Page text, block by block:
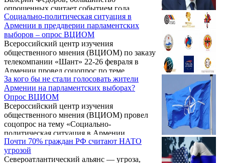
опрошенных считает событием года
изменение правительства и положительно
оценивает изменения в составе кабинета.
77% опрошенных положительно оценивают
деятельность премьер-министра Карена
Карапетяна.
Социально-политическая ситуация в
Армении в преддверии парламентских
выборов – опрос ВЦИОМ
Всероссийский центр изучения
общественного мнения (ВЦИОМ) по заказу
телекомпании «Шант» 22-26 февраля в
Армении провел соцопрос по теме
«Социально-политическая ситуация в
Армении в преддверии парламентских
выборов». В опросе приняли участие 1600
человек со всей территории Армении.
За кого бы не стали голосовать жители
Армении на парламентских выборах?
Опрос ВЦИОМ
Всероссийский центр изучения
общественного мнения (ВЦИОМ) провел
соцопрос на тему «Социально-
политическая ситуация в Армении
накануне парламентских выборов».
Представил результаты соцопроса сегодня
на пресс-конференции генеральный
Почти 70% граждан РФ считают НАТО
угрозой
Североатлантический альянс — угроза,